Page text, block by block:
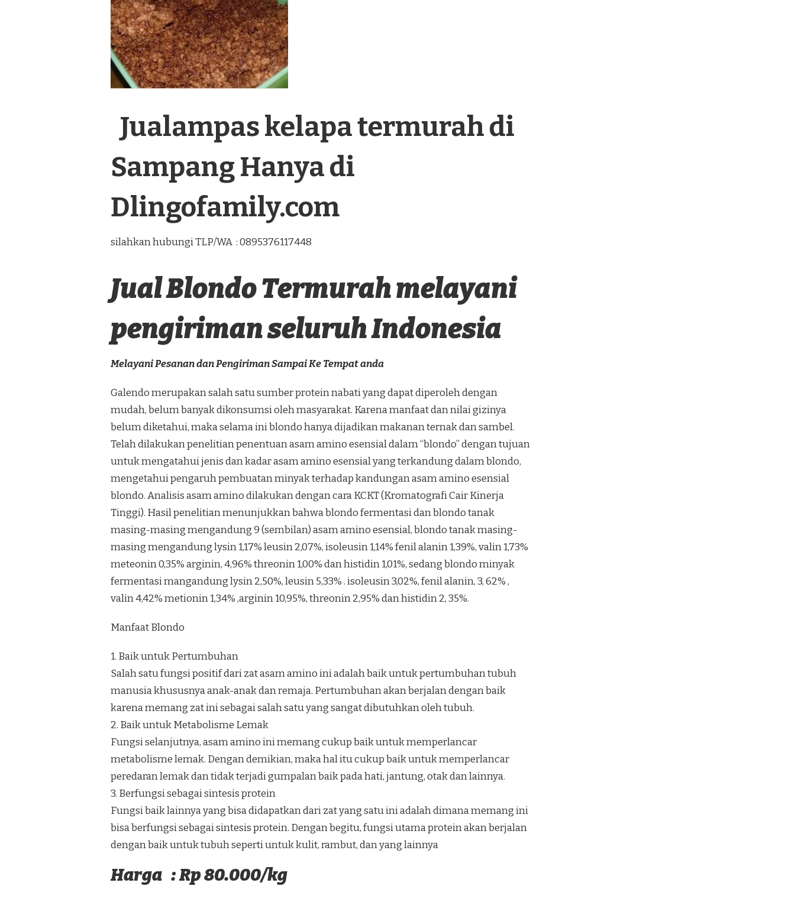
Jualampas kelapa termurah di
Sampang Hanya di
Dlingofamily.com
silahkan hubungi TLP/WA : 0895376117448
Jual Blondo Termurah melayani
pengiriman seluruh Indonesia
Melayani Pesanan dan Pengiriman Sampai Ke Tempat anda
Galendo merupakan salah satu sumber protein nabati yang dapat diperoleh dengan
mudah, belum banyak dikonsumsi oleh masyarakat. Karena manfaat dan nilai gizinya
belum diketahui, maka selama ini blondo hanya dijadikan makanan ternak dan sambel.
Telah dilakukan penelitian penentuan asam amino esensial dalam “blondo” dengan tujuan
untuk mengatahui jenis dan kadar asam amino esensial yang terkandung dalam blondo,
mengetahui pengaruh pembuatan minyak terhadap kandungan asam amino esensial
blondo. Analisis asam amino dilakukan dengan cara KCKT (Kromatografi Cair Kinerja
Tinggi). Hasil penelitian menunjukkan bahwa blondo fermentasi dan blondo tanak
masing-masing mengandung 9 (sembilan) asam amino esensial, blondo tanak masing-
masing mengandung lysin 1,17% leusin 2,07%, isoleusin 1,14% fenil alanin 1,39%, valin 1,73%
meteonin 0,35% arginin, 4,96% threonin 1,00% dan histidin 1,01%, sedang blondo minyak
fermentasi mangandung lysin 2,50%, leusin 5,33% . isoleusin 3,02%, fenil alanin, 3, 62% ,
valin 4,42% metionin 1,34% ,arginin 10,95%, threonin 2,95% dan histidin 2, 35%.
Manfaat Blondo
1. Baik untuk Pertumbuhan
Salah satu fungsi positif dari zat asam amino ini adalah baik untuk pertumbuhan tubuh
manusia khususnya anak-anak dan remaja. Pertumbuhan akan berjalan dengan baik
karena memang zat ini sebagai salah satu yang sangat dibutuhkan oleh tubuh.
2. Baik untuk Metabolisme Lemak
Fungsi selanjutnya, asam amino ini memang cukup baik untuk memperlancar
metabolisme lemak. Dengan demikian, maka hal itu cukup baik untuk memperlancar
peredaran lemak dan tidak terjadi gumpalan baik pada hati, jantung, otak dan lainnya.
3. Berfungsi sebagai sintesis protein
Fungsi baik lainnya yang bisa didapatkan dari zat yang satu ini adalah dimana memang ini
bisa berfungsi sebagai sintesis protein. Dengan begitu, fungsi utama protein akan berjalan
dengan baik untuk tubuh seperti untuk kulit, rambut, dan yang lainnya
Harga : Rp 80.000/kg